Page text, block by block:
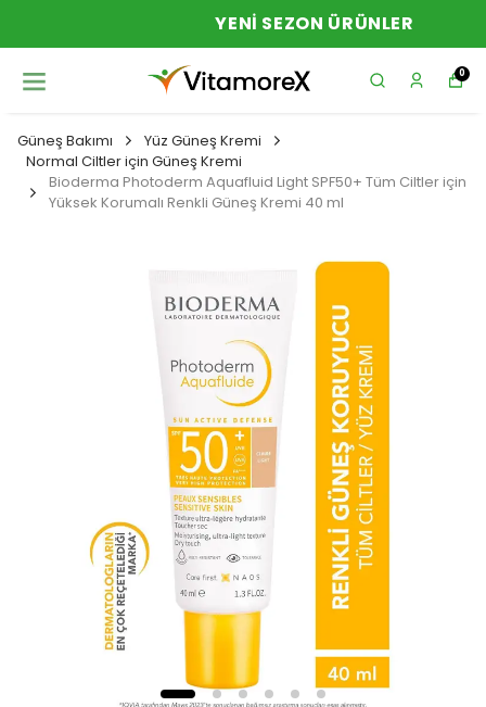
YENI SEZON ÜRÜNLER
0
Güneş Bakımı
Yüz Güneş Kremi
Normal Ciltler için Güneş Kremi
Bioderma Photoderm Aquafluid Light SPF50+ Tüm Ciltler için
Yüksek Korumalı Renkli Güneş Kremi 40 ml